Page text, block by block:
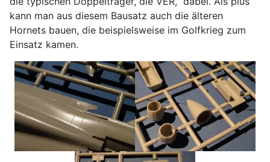
kann man aus diesem Bausatz auch die älteren
Hornets bauen, die beispielsweise im Golfkrieg zum
Einsatz kamen.